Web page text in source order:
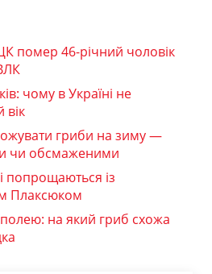
помер 46-річний чоловік
чому в Україні не
гриби на зиму —
чи обсмаженими
попрощаються із
Плаксюком
на який гриб схожа